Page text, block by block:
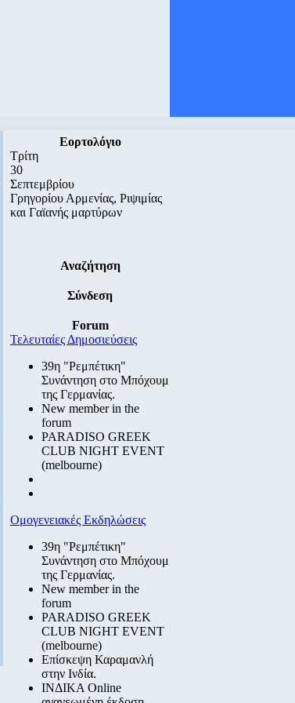
Εορτολόγιο
Τρίτη
30
Σεπτεμβρίου
Γρηγορίου Αρμενίας, Ριψιμίας
και Γαϊανής μαρτύρων
Αναζήτηση
Σύνδεση
Forum
Τελευταίες Δημοσιεύσεις
39η "Ρεμπέτικη"
Συνάντηση στο Μπόχουμ
της Γερμανίας.
New member in the
forum
PARADISO GREEK
CLUB NIGHT EVENT
(melbourne)
Ομογενειακές Εκδηλώσεις
39η "Ρεμπέτικη"
Συνάντηση στο Μπόχουμ
της Γερμανίας.
New member in the
forum
PARADISO GREEK
CLUB NIGHT EVENT
(melbourne)
Επίσκεψη Καραμανλή
στην Ινδία.
ΙΝΔΙΚΑ Online